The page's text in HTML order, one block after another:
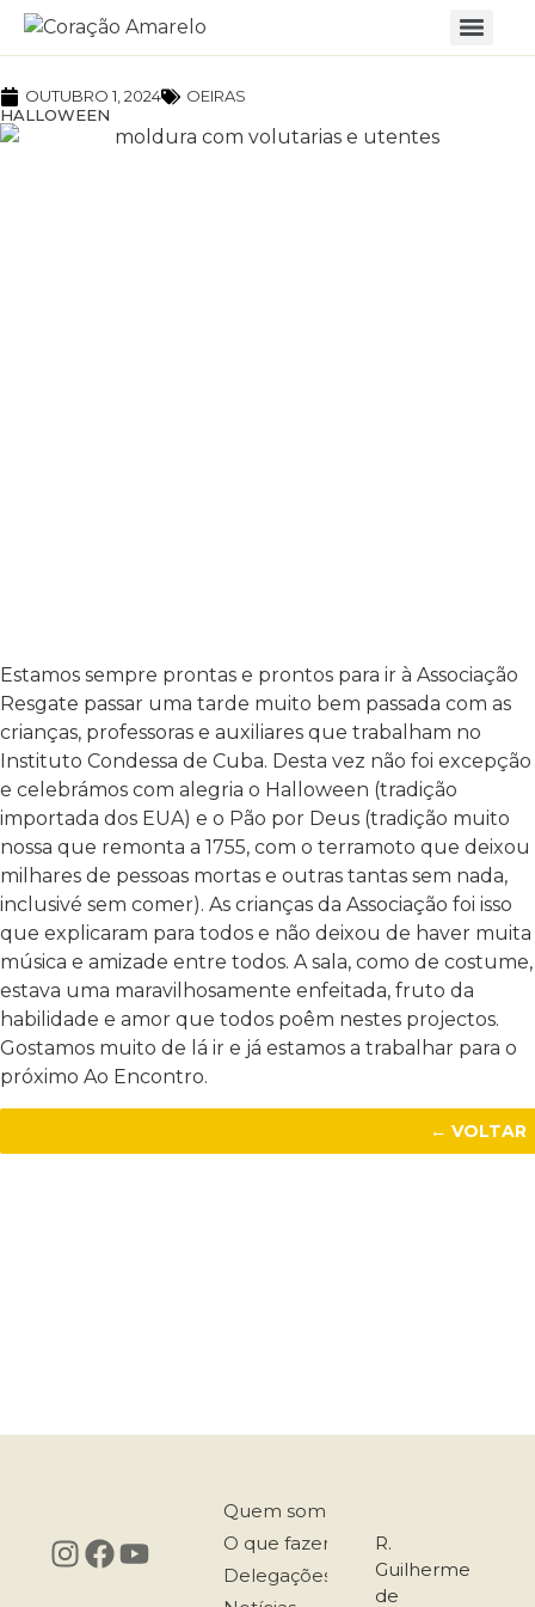
OUTUBRO 1, 2024
OEIRAS
HALLOWEEN
Estamos sempre prontas e prontos para ir à Associação
Resgate passar uma tarde muito bem passada com as
crianças, professoras e auxiliares que trabalham no
Instituto Condessa de Cuba. Desta vez não foi excepção
e celebrámos com alegria o Halloween (tradição
importada dos EUA) e o Pão por Deus (tradição muito
nossa que remonta a 1755, com o terramoto que deixou
milhares de pessoas mortas e outras tantas sem nada,
inclusivé sem comer). As crianças da Associação foi isso
que explicaram para todos e não deixou de haver muita
música e amizade entre todos. A sala, como de costume,
estava uma maravilhosamente enfeitada, fruto da
habilidade e amor que todos poêm nestes projectos.
Gostamos muito de lá ir e já estamos a trabalhar para o
próximo Ao Encontro.
← VOLTAR
Quem somos
O que fazemos
Delegações
R.
Guilherme
de